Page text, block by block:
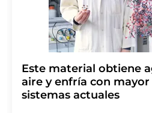
Este material obtiene
aire y enfría con
sistemas actuales